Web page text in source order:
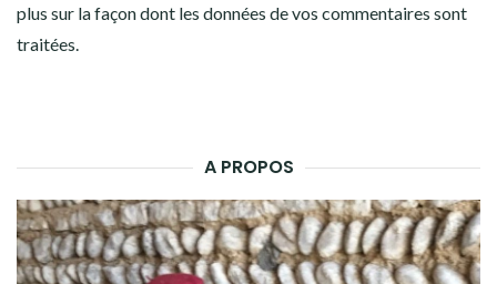
plus sur la façon dont les données de vos commentaires sont
traitées.
A PROPOS